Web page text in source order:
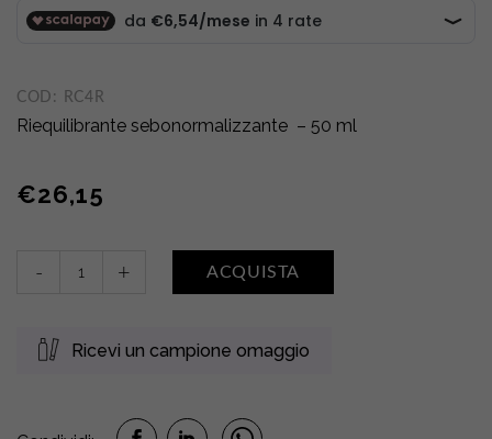
COD: RC4R
Riequilibrante sebonormalizzante – 50 ml
€26,15
quantity
- + ACQUISTA
Ricevi un campione omaggio